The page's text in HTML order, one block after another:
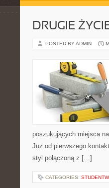
DRUGIE
POSTED BY ADMIN
poszukujących miejsca
Już od pierwszego
styl połączoną z […]
CATEGORIES: